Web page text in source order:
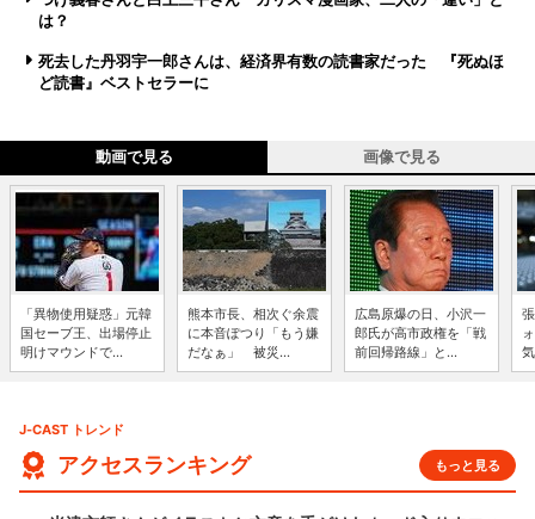
は？
死去した丹羽宇一郎さんは、経済界有数の読書家だった 『死ぬほ
ど読書』ベストセラーに
動画で見る 画像で見る
「異物使用疑惑」元韓
国セーブ王、出場停止
明けマウンドで...
熊本市長、相次ぐ余震
に本音ぽつり「もう嫌
だなぁ」 被災...
広島原爆の日、小沢一
郎氏が高市政権を「戦
前回帰路線」と...
J-CAST トレンド
アクセスランキング もっと見る